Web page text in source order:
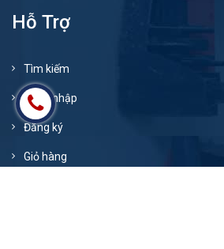
Hỗ Trợ
Tìm kiếm
Đăng nhập
Đăng ký
Giỏ hàng